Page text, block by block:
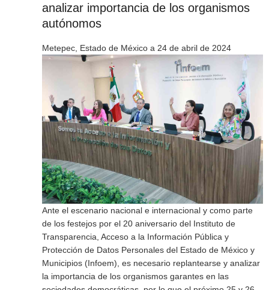
analizar importancia de los organismos
autónomos
Metepec, Estado de México a 24 de abril de 2024
Ante el escenario nacional e internacional y como parte
de los festejos por el 20 aniversario del Instituto de
Transparencia, Acceso a la Información Pública y
Protección de Datos Personales del Estado de México y
Municipios (Infoem), es necesario replantearse y analizar
la importancia de los organismos garantes en las